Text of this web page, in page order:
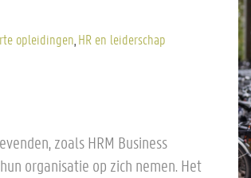
opleidingen HR en leiderschap
zoals HRM Business
organisatie op zich nemen. Het